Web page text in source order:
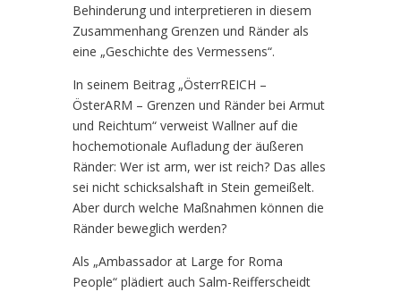
Behinderung und interpretieren in diesem
Zusammenhang Grenzen und Ränder als
eine „Geschichte des Vermessens“.
In seinem Beitrag „ÖsterrREICH –
ÖsterARM – Grenzen und Ränder bei Armut
und Reichtum“ verweist Wallner auf die
hochemotionale Aufladung der äußeren
Ränder: Wer ist arm, wer ist reich? Das alles
sei nicht schicksalshaft in Stein gemeißelt.
Aber durch welche Maßnahmen können die
Ränder beweglich werden?
Als „Ambassador at Large for Roma
People“ plädiert auch Salm-Reifferscheidt